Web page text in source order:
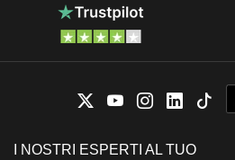
I NOSTRI ESPERTI AL TUO